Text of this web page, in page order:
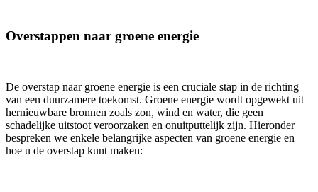
Overstappen naar groene energie
De overstap naar groene energie is een cruciale stap in de richting
van een duurzamere toekomst. Groene energie wordt opgewekt uit
hernieuwbare bronnen zoals zon, wind en water, die geen
schadelijke uitstoot veroorzaken en onuitputtelijk zijn. Hieronder
bespreken we enkele belangrijke aspecten van groene energie en
hoe u de overstap kunt maken: